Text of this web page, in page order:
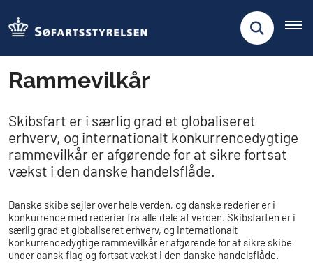
Rammevilkår
Skibsfart er i særlig grad et globaliseret
erhverv, og internationalt konkurrencedygtige
rammevilkår er afgørende for at sikre fortsat
vækst i den danske handelsflåde.
Danske skibe sejler over hele verden, og danske rederier er i
konkurrence med rederier fra alle dele af verden. Skibsfarten er i
særlig grad et globaliseret erhverv, og internationalt
konkurrencedygtige rammevilkår er afgørende for at sikre skibe
under dansk flag og fortsat vækst i den danske handelsflåde.